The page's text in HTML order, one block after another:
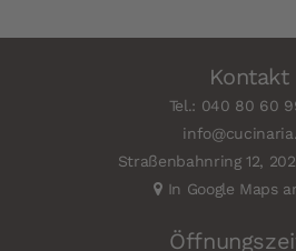
Kontakt
Tel.: 040 80 60
Straßenbahnring 12,
In Google Maps